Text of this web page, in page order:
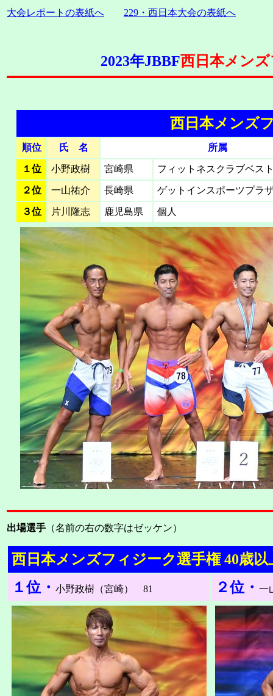
大会レポートの表紙へ 229・西日本大会の表紙へ
2023年JBBF西日本メン
西日本メンズ
順位 氏 名 所属
１位 小野政樹 宮崎県 フィットネスクラブベス
２位 一山祐介 長崎県 ゲットインスポーツプラ
３位 片川隆志 鹿児島県 個人
出場選手 （名前の右の数字はゼッケン）
西日本メンズフィジーク選手権 40歳以
１位・ 小野政樹（宮崎） 81 ２位・ 一